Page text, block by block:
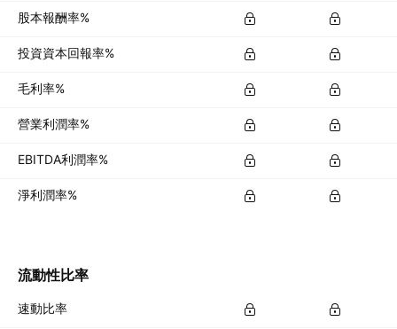
股本報酬率%
投資資本回報率%
毛利率%
營業利潤率%
EBITDA利潤率%
淨利潤率%
流動性比率
速動比率